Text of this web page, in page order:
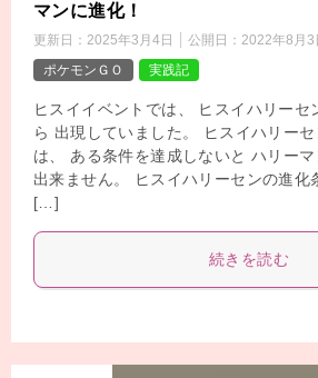
マンに進化！
更新日： 2025年3月4日 公開日： 2022年8月3
ポケモンＧＯ
実践記
ヒスイイベントでは、 ヒスイハリーセ
ら 出現していました。 ヒスイハリー
は、 ある条件を達成しないと ハリー
出来ません。 ヒスイハリーセンの進化
[…]
続きを読む